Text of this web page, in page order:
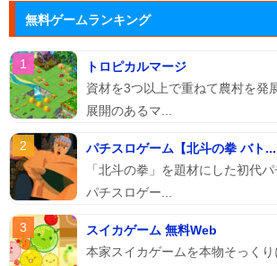
無料ゲームランキング
トロピカルマージ
資材を3つ以上で重ねて農村を発
展開のあるマ...
パチスロゲーム【北斗の拳 バト...
「北斗の拳」を題材にした初代
パチスロゲー...
スイカゲーム 無料Web
本家スイカゲームを本物そっく